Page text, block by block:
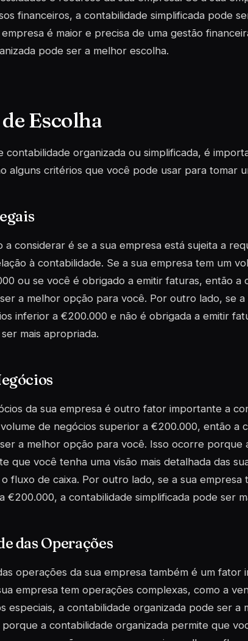
financeiros, a contabilidade simplificada pode
é maior e precisa de uma gestão
pode ser a melhor escolha.
Escolha
contabilidade organizada ou simplificada, é
alguns critérios que você pode usar para tomar
a considerar é se a sua empresa está sujeita a
à contabilidade. Se a sua empresa tem um
ou se você é obrigado a emitir faturas, então a
a melhor opção para você. Por outro lado, se
inferior a €200.000 e não é obrigada a emitir
mais apropriada.
da sua empresa é outro fator importante a
de negócios superior a €200.000, então a
a melhor opção para você. Isso ocorre porque
que você tenha uma visão mais detalhada das
fluxo de caixa. Por outro lado, se a sua empresa
€200.000, a contabilidade simplificada pode ser
das Operações
operações da sua empresa também é um fator
empresa tem operações complexas, como a
especiais, a contabilidade organizada pode ser a
a contabilidade organizada permite que